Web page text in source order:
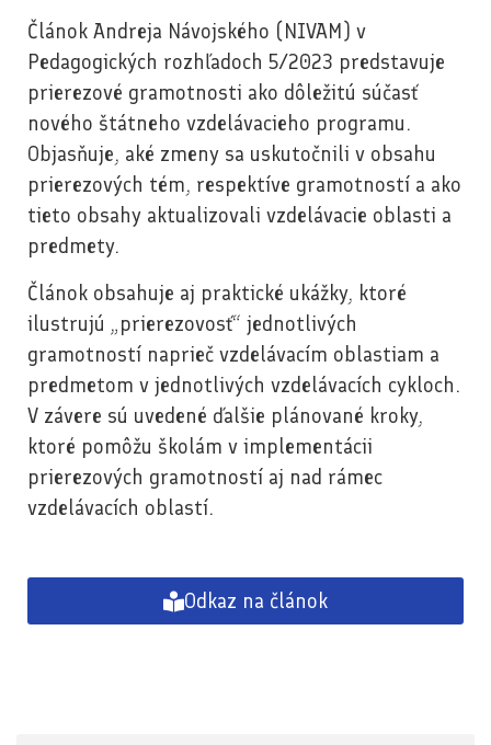
Článok Andreja Návojského (NIVAM) v
Pedagogických rozhľadoch 5/2023 predstavuje
prierezové gramotnosti ako dôležitú súčasť
nového štátneho vzdelávacieho programu.
Objasňuje, aké zmeny sa uskutočnili v obsahu
prierezových tém, respektíve gramotností a ako
tieto obsahy aktualizovali vzdelávacie oblasti a
predmety.
Článok obsahuje aj praktické ukážky, ktoré
ilustrujú „prierezovosť“ jednotlivých
gramotností naprieč vzdelávacím oblastiam a
predmetom v jednotlivých vzdelávacích cykloch.
V závere sú uvedené ďalšie plánované kroky,
ktoré pomôžu školám v implementácii
prierezových gramotností aj nad rámec
vzdelávacích oblastí.
Odkaz na článok